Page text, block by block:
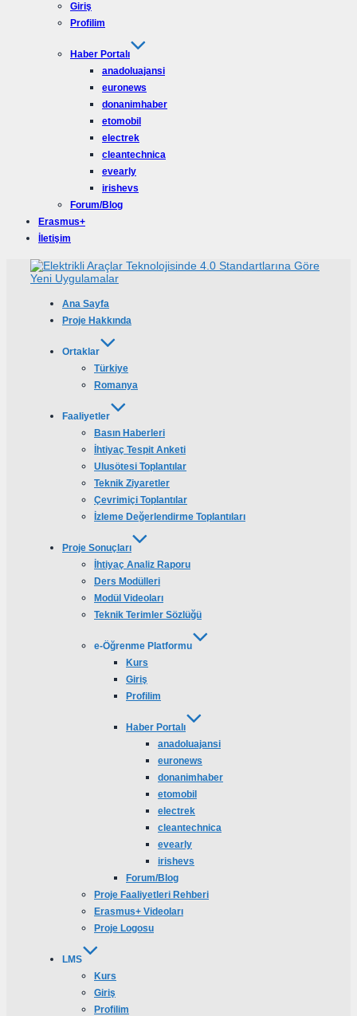
Giriş
Profilim
Haber Portalı
anadoluajansi
euronews
donanimhaber
etomobil
electrek
cleantechnica
evearly
irishevs
Forum/Blog
Erasmus+
İletişim
Ana Sayfa
Proje Hakkında
Ortaklar
Türkiye
Romanya
Faaliyetler
Basın Haberleri
İhtiyaç Tespit Anketi
Ulusötesi Toplantılar
Teknik Ziyaretler
Çevrimiçi Toplantılar
İzleme Değerlendirme Toplantıları
Proje Sonuçları
İhtiyaç Analiz Raporu
Ders Modülleri
Modül Videoları
Teknik Terimler Sözlüğü
e-Öğrenme Platformu
Kurs
Giriş
Profilim
Haber Portalı
anadoluajansi
euronews
donanimhaber
etomobil
electrek
cleantechnica
evearly
irishevs
Forum/Blog
Proje Faaliyetleri Rehberi
Erasmus+ Videoları
Proje Logosu
LMS
Kurs
Giriş
Profilim